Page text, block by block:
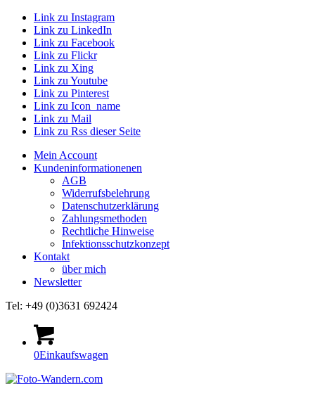
Link zu Instagram
Link zu LinkedIn
Link zu Facebook
Link zu Flickr
Link zu Xing
Link zu Youtube
Link zu Pinterest
Link zu Icon_name
Link zu Mail
Link zu Rss dieser Seite
Mein Account
Kundeninformationenen
AGB
Widerrufsbelehrung
Datenschutzerklärung
Zahlungsmethoden
Rechtliche Hinweise
Infektionsschutzkonzept
Kontakt
über mich
Newsletter
Tel: +49 (0)3631 692424
0Einkaufswagen